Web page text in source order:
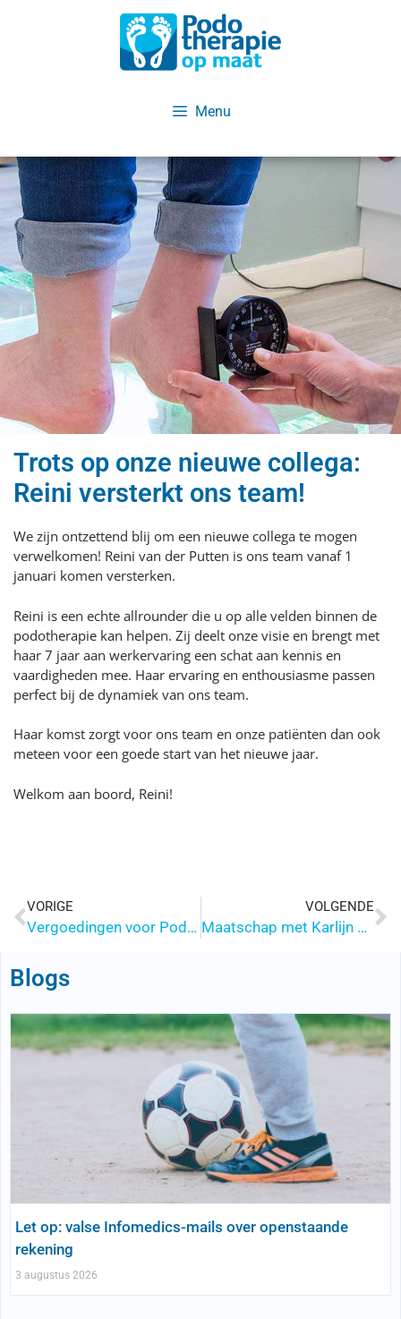
Menu
Trots op onze nieuwe collega:
Reini versterkt ons team!
We zijn ontzettend blij om een nieuwe collega te mogen
verwelkomen! Reini van der Putten is ons team vanaf 1
januari komen versterken.
Reini is een echte allrounder die u op alle velden binnen de
podotherapie kan helpen. Zij deelt onze visie en brengt met
haar 7 jaar aan werkervaring een schat aan kennis en
vaardigheden mee. Haar ervaring en enthousiasme passen
perfect bij de dynamiek van ons team.
Haar komst zorgt voor ons team en onze patiënten dan ook
meteen voor een goede start van het nieuwe jaar.
Welkom aan boord, Reini!
VORIGE
Vergoedingen voor Podotherapie in 2025: Wat je moet weten bij het overstappen naar een nieuwe zorgverzekering
VOLGENDE
Maatschap met Karlijn Huskens en nieuwe naam
Blogs
Let op: valse Infomedics-mails over openstaande
rekening
3 augustus 2026